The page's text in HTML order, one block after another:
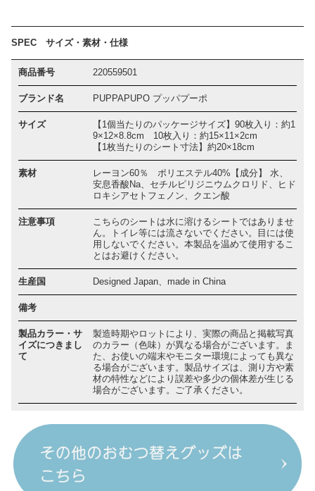
SPEC サイズ・素材・仕様
商品番号 220559501
ブランド名 PUPPAPUPO プッパプーポ
サイズ
【1個当たりのパッケージサイズ】90枚入り：約1
9×12×8.8cm 10枚入り：約15×11×2cm
【1枚当たりのシート寸法】約20×18cm
素材
レーヨン60％ ポリエステル40%【成分】 水、
安息香酸Na、セチルピリジニウムクロリド、ヒド
ロキシアセトフェノン、クエン酸
注意事項
こちらのシートは水に溶けるシートではありませ
ん。トイレ等には流さないでください。目には使
用しないでください。本製品を温めて使用するこ
とはお避けください。
生産国 Designed Japan、made in China
備考
製品カラー・サ
イズにつきまし
て
製造時期やロットにより、実際の商品と掲載写真
のカラー（色味）が異なる場合がございます。ま
た、お使いの端末やモニター環境によっても異な
る場合がございます。製品サイズは、測り方や素
材の特性などにより誤差や多少の個体差が生じる
場合がございます。ご了承ください。